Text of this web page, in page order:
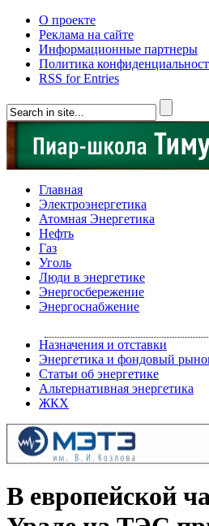
О проекте
Реклама на сайте
Информационные партнеры
Политика
RSS for Entries
Главная
Электроэнергетика
Атомная Энергетика
Нефть
Газ
Уголь
Люди в энергетике
Энергосбережение
Энергоснабжение
Назначения и отставки
Энергетика и фондовый
Статьи об энергетике
Альтернативная энергетика
ЖКХ
В европейской